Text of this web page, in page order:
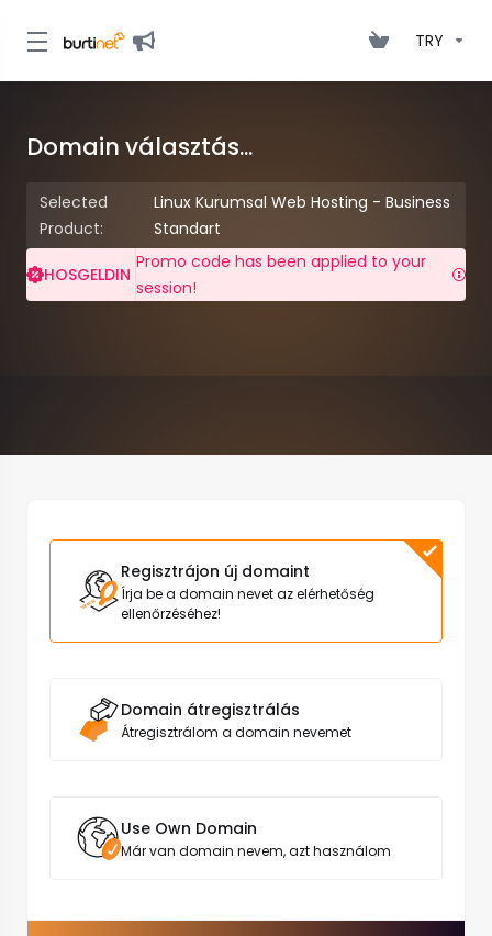
TRY
Domain választás...
Selected
Product:
Linux Kurumsal Web Hosting - Business
Standart
HOSGELDIN
Promo code has been applied to your
session!
Regisztrájon új domaint
Írja be a domain nevet az elérhetőség
ellenőrzéséhez!
Domain átregisztrálás
Átregisztrálom a domain nevemet
Use Own Domain
Már van domain nevem, azt használom